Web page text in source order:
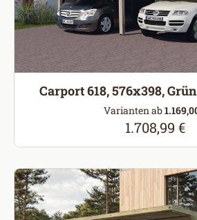
Carport 618, 576x398,
Varianten ab
Regulärer
1.708,99 €